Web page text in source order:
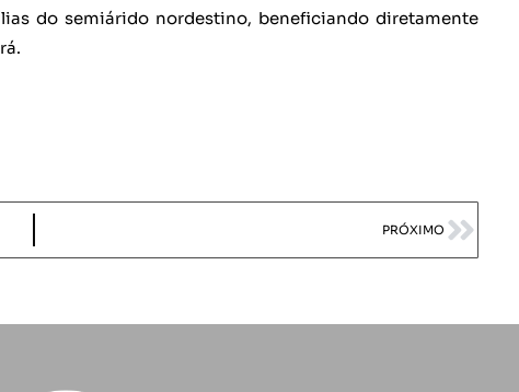
do semiárido nordestino, beneficiando diretamente
PRÓXIMO